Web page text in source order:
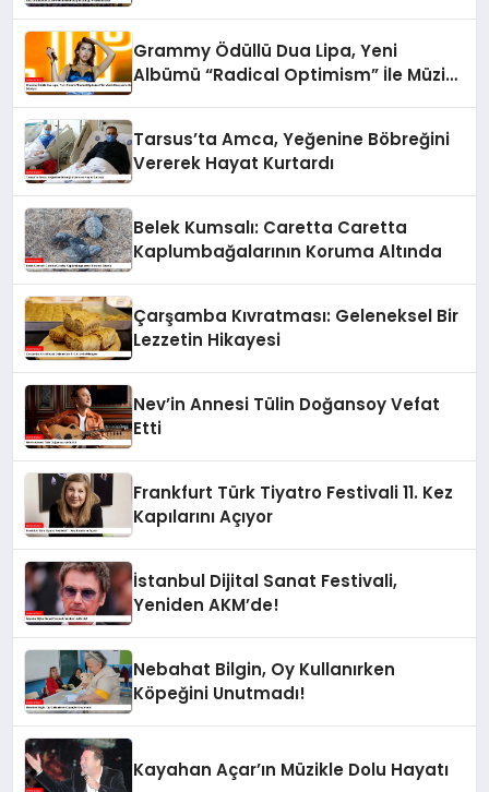
Grammy Ödüllü Dua Lipa, Yeni
Albümü “Radical Optimism” İle Müzik
Tarsus’ta Amca, Yeğenine Böbreğini
Vererek Hayat Kurtardı
Belek Kumsalı: Caretta Caretta
Kaplumbağalarının Koruma Altında
Çarşamba Kıvratması: Geleneksel Bir
Lezzetin Hikayesi
Nev’in Annesi Tülin Doğansoy Vefat
Etti
Frankfurt Türk Tiyatro Festivali 11. Kez
Kapılarını Açıyor
İstanbul Dijital Sanat Festivali,
Yeniden AKM’de!
Nebahat Bilgin, Oy Kullanırken
Köpeğini Unutmadı!
Kayahan Açar’ın Müzikle Dolu Hayatı